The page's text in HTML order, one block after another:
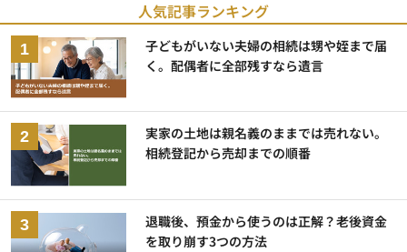
人気記事ランキング
子どもがいない夫婦の相続は甥や姪まで届
く。配偶者に全部残すなら遺言
実家の土地は親名義のままでは売れない。
相続登記から売却までの順番
退職後、預金から使うのは正解？老後資金
を取り崩す3つの方法